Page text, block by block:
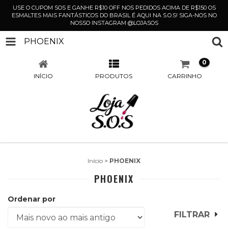
USE O CUPOM SOS E GANHE R$10 OFF NOS PEDIDOS ACIMA DE R$150 OS
ESMALTES MAIS FANTÁSTICOS DO BRASIL É AQUI NA S.O.S! SIGA-NOS NO
NOSSO INSTAGRAM @LOJASOS
PHOENIX
INÍCIO PRODUTOS CARRINHO
0
Início > PHOENIX
PHOENIX
Ordenar por
FILTRAR